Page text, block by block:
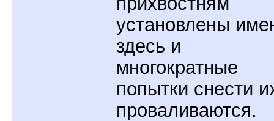
установлены
здесь и
многократные
попытки снести
проваливаются.